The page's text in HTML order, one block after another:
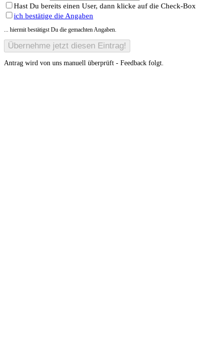
Hast Du bereits einen User, dann klicke auf die Check-Box
ich bestätige die Angaben
... hiermit bestätigst Du die gemachten Angaben.
Antrag wird von uns manuell überprüft - Feedback folgt.